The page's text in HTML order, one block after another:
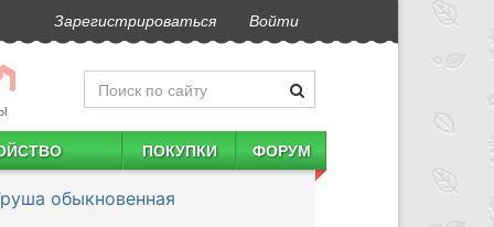
Зарегистрироваться Войти
ПОКУПКИ ФОРУМ
обыкновенная